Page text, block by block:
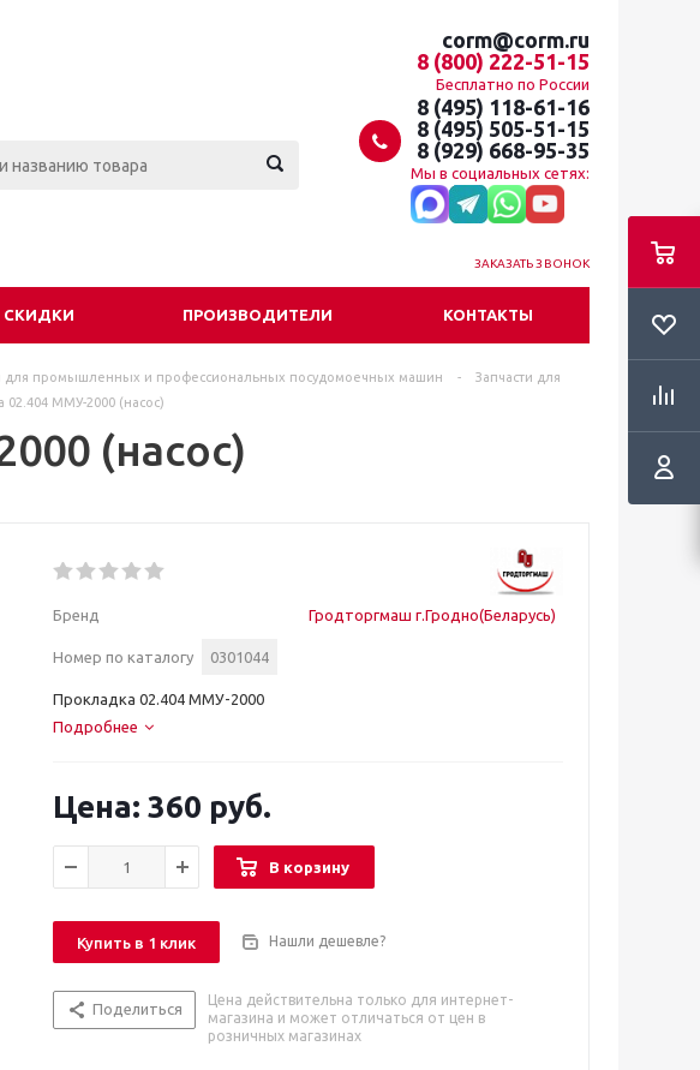
corm@corm.ru
8 (800) 222-51-15
Бесплатно по России
8 (495) 118-61-16
8 (495) 505-51-15
8 (929) 668-95-35
Мы в социальных сетях:
ЗАКАЗАТЬ ЗВОНОК
СКИДКИ ПРОИЗВОДИТЕЛИ КОНТАКТЫ
для промышленных и профессиональных посудомоечных машин -
Запчасти для
02.404 ММУ-2000 (насос)
(насос)
Бренд Гродторгмаш г.Гродно(Беларусь)
Номер по каталогу 0301044
Прокладка 02.404 ММУ-2000
Подробнее
360 руб.
В корзину
Купить в 1 клик Нашли дешевле?
Поделиться
Цена действительна только для интернет-
магазина и может отличаться от цен в
розничных магазинах